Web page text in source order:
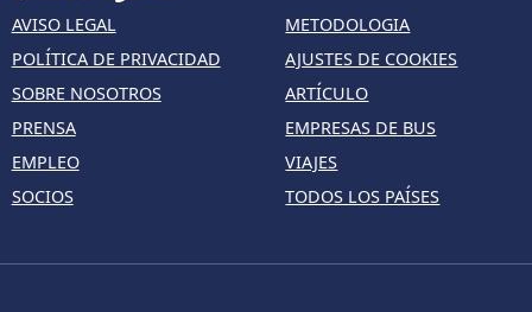
AVISO LEGAL
POLÍTICA DE PRIVACIDAD
SOBRE NOSOTROS
PRENSA
EMPLEO
SOCIOS
METODOLOGIA
AJUSTES DE COOKIES
ARTÍCULO
EMPRESAS DE BUS
VIAJES
TODOS LOS PAÍSES